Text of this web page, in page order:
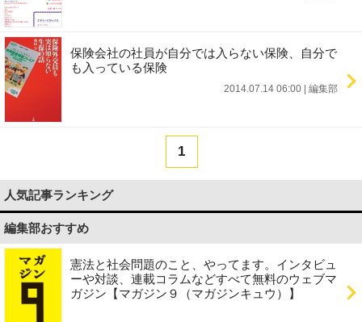
保険会社の社員が自分では入らない保険、自分で
も入っている保険
2014.07.14 06:00 編集部
1
人気記事ランキング
編集部おすすめ
憲法と社会問題のこと、やってます。インタビュ
ーや対談、連載コラムなどすべて無料のウェブマ
ガジン【マガジン９（マガジンキュウ）】